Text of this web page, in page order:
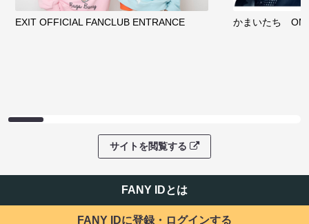
EXIT OFFICIAL FANCLUB ENTRANCE かまいたち
サイトを閲覧する
FANY IDとは
FANY IDに登録・ログインする